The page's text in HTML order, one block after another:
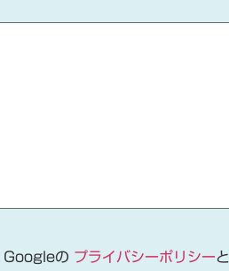
Googleの プライバシーポリシーと